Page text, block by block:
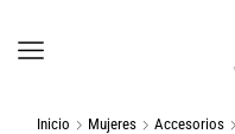
Inicio Mujeres Accesorios